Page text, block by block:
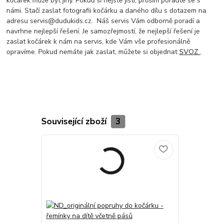
námi. Stačí zaslat fotografii kočárku a daného dílu s dotazem na
adresu servis@dudukids.cz. Náš servis Vám odborně poradí a
navrhne nejlepší řešení. Je samozřejmostí, že nejlepší řešení je
zaslat kočárek k nám na servis, kde Vám vše profesionálně
opravíme. Pokud nemáte jak zaslat, můžete si objednatSVOZ.
Související zboží 3